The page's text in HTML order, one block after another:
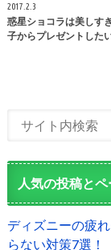
2017.2.3
惑星ショコラは美しす
子からプレゼントした
人気の投稿と
ディズニーの疲
らない対策7選！